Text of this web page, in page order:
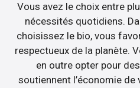
Vous avez le choix entre
nécessités quotidiens.
choisissez le bio, vous
respectueux de la planète.
en outre opter pour
soutiennent l’économie